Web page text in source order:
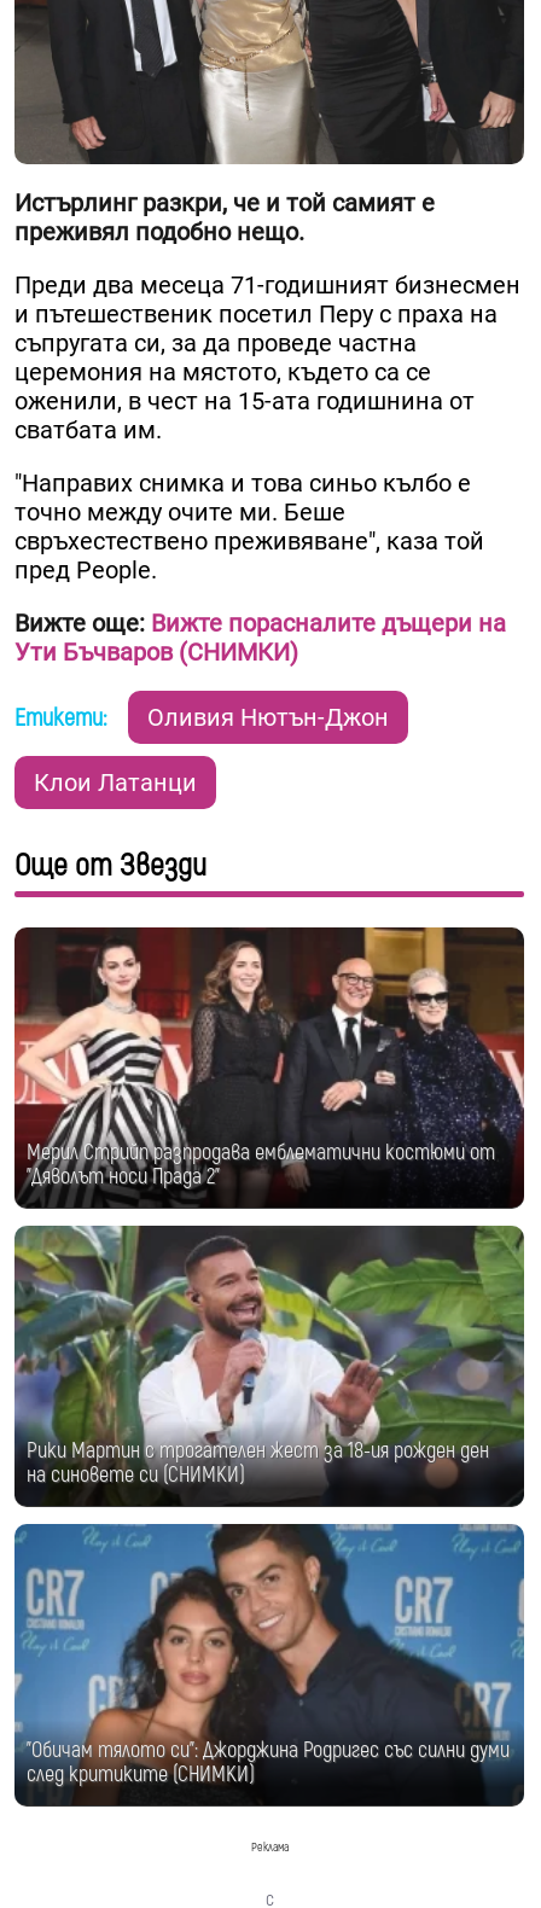
Истърлинг разкри, че и той самият е
преживял подобно нещо.
Преди два месеца 71-годишният бизнесмен
и пътешественик посетил Перу с праха на
съпругата си, за да проведе частна
церемония на мястото, където са се
оженили, в чест на 15-ата годишнина от
сватбата им.
"Направих снимка и това синьо кълбо е
точно между очите ми. Беше
свръхестествено преживяване", каза той
пред People.
Вижте още: Вижте порасналите дъщери на
Ути Бъчваров (СНИМКИ)
Етикети: Оливия Нютън-Джон
Клои Латанци
Още от Звезди
Мерил Стрийп разпродава емблематични костюми от
"Дяволът носи Прада 2"
Рики Мартин с трогателен жест за 18-ия рожден ден
на синовете си (СНИМКИ)
"Обичам тялото си": Джорджина Родригес със силни думи
след критиките (СНИМКИ)
Реклама
с